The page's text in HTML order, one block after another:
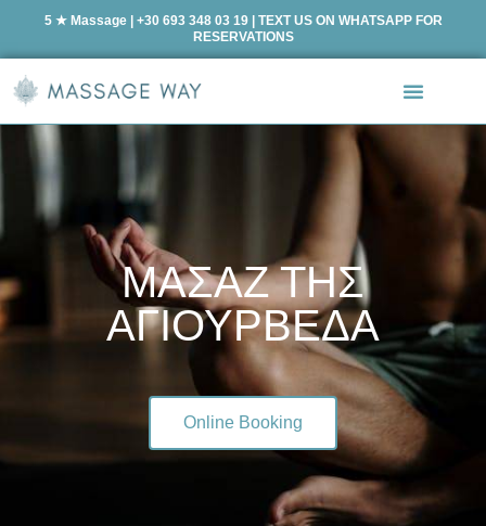
5 ★ Massage | +30 693 348 03 19 | TEXT US ON WHATSAPP FOR
RESERVATIONS
ΜΑΣΑΖ ΤΗΣ
ΑΓΙΟΥΡΒΕΔΑ
Online Booking